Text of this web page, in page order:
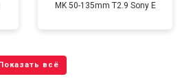
MK 50-135mm T2.9 Sony E